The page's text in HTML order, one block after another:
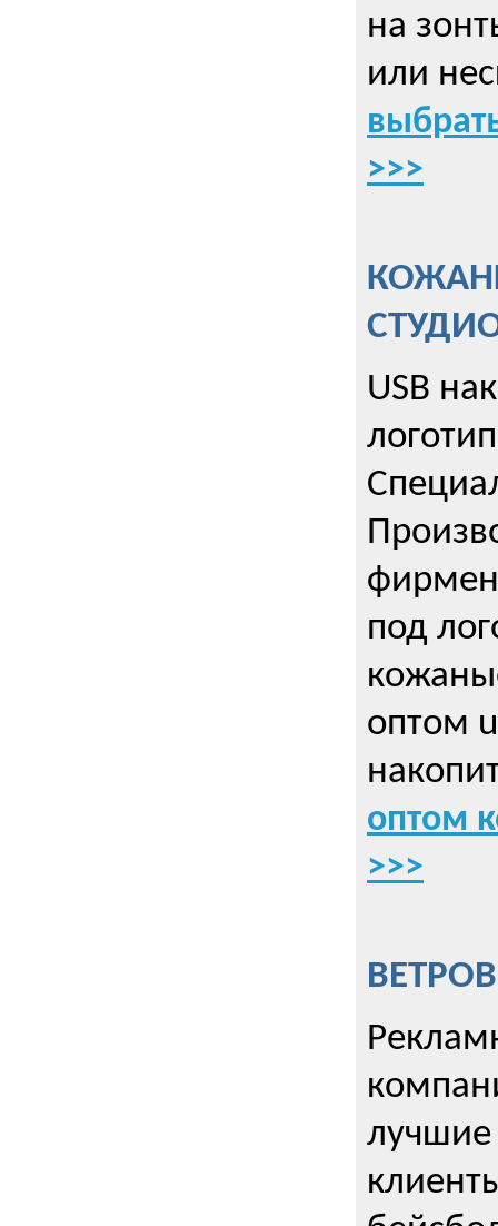
на
или
>>>
USB
под
оптом
оптом
>>>